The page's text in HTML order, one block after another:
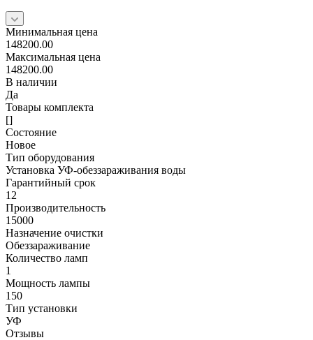
Минимальная цена
148200.00
Максимальная цена
148200.00
В наличии
Да
Товары комплекта
[]
Состояние
Новое
Тип оборудования
Установка УФ-обеззараживания воды
Гарантийный срок
12
Производительность
15000
Назначение очистки
Обеззараживание
Количество ламп
1
Мощность лампы
150
Тип установки
УФ
Отзывы